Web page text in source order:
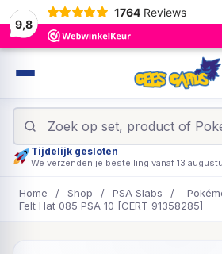
9,8
1764 Reviews
Tijdelijk gesloten
We verzenden je bestelling vanaf 13
Home / Shop / PSA Slabs /
Felt Hat 085 PSA 10 [CERT 91358285]